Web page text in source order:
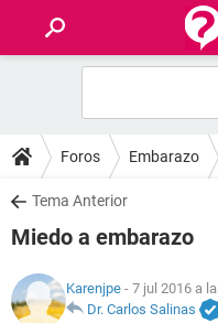
FOROS
SALUD
NUTRICIÓN
Foros Embarazo
Tema Anterior
Miedo a embarazo
Karenjpe - 7 jul 2016 a
Dr. Carlos Salinas